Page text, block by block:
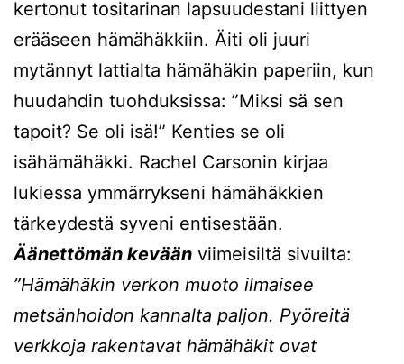
kertonut tositarinan lapsuudestani liittyen
erääseen hämähäkkiin. Äiti oli juuri
mytännyt lattialta hämähäkin paperiin, kun
huudahdin tuohduksissa: ”Miksi sä sen
tapoit? Se oli isä!” Kenties se oli
isähämähäkki. Rachel Carsonin kirjaa
lukiessa ymmärrykseni hämähäkkien
tärkeydestä syveni entisestään.
Äänettömän kevään viimeisiltä sivuilta:
”Hämähäkin verkon muoto ilmaisee
metsänhoidon kannalta paljon. Pyöreitä
verkkoja rakentavat hämähäkit ovat